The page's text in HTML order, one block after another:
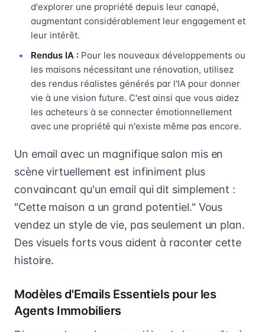
d'explorer une propriété depuis leur canapé,
augmentant considérablement leur engagement et
leur intérêt.
Rendus IA : Pour les nouveaux développements ou
les maisons nécessitant une rénovation, utilisez
des rendus réalistes générés par l'IA pour donner
vie à une vision future. C'est ainsi que vous aidez
les acheteurs à se connecter émotionnellement
avec une propriété qui n'existe même pas encore.
Un email avec un magnifique salon mis en
scène virtuellement est infiniment plus
convaincant qu'un email qui dit simplement :
"Cette maison a un grand potentiel." Vous
vendez un style de vie, pas seulement un plan.
Des visuels forts vous aident à raconter cette
histoire.
Modèles d'Emails Essentiels pour les
Agents Immobiliers